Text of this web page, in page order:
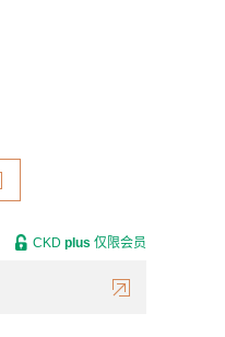
CKD plus 仅限会员